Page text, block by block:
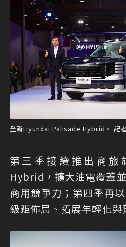
全新Hyundai Palisade Hybrid。 記
第三季接續推出商旅
Hybrid，擴大油電覆蓋
商用競爭力；第四季再
級距佈局、拓展年輕化與